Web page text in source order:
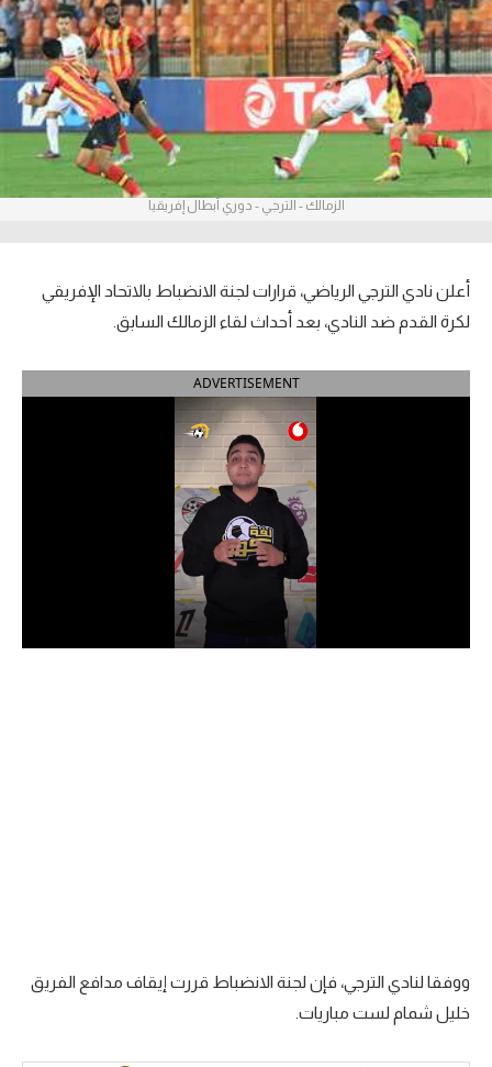
آراء حرة
ركن الألعاب
بطولات
أمريكا 2026
الدوري الإنجليزي الممتاز
الدوري الإسباني
الدوري السعودي للمحترفين
سعودي في الجول
الدوري الإنجليزي
الزمالك - الترجي - دوري أبطال إفريقيا
أعلن نادي الترجي الرياضي، قرارات لجنة الانضباط بالاتحاد الإفريقي
لكرة القدم ضد النادي، بعد أحداث لقاء الزمالك السابق.
ADVERTISEMENT
ووفقا لنادي الترجي، فإن لجنة الانضباط قررت إيقاف مدافع الفريق
خليل شمام لست مباريات.